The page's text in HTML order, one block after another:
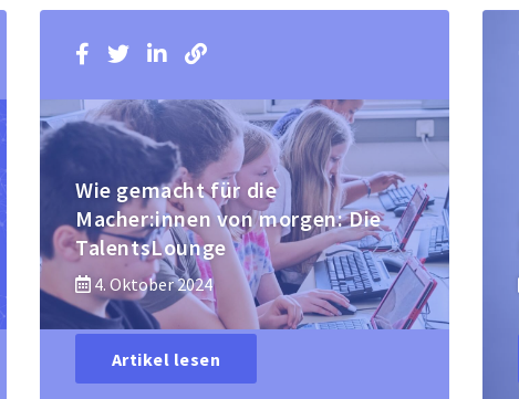
Wie gemacht für die
Macher:innen von morgen: Die
TalentsLounge
4. Oktober 2024
Artikel lesen